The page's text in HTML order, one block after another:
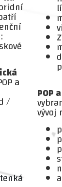
a
/
POP
vývoj